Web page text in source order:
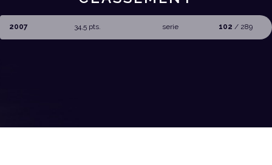
2007 34,5 pts. serie 102 / 289